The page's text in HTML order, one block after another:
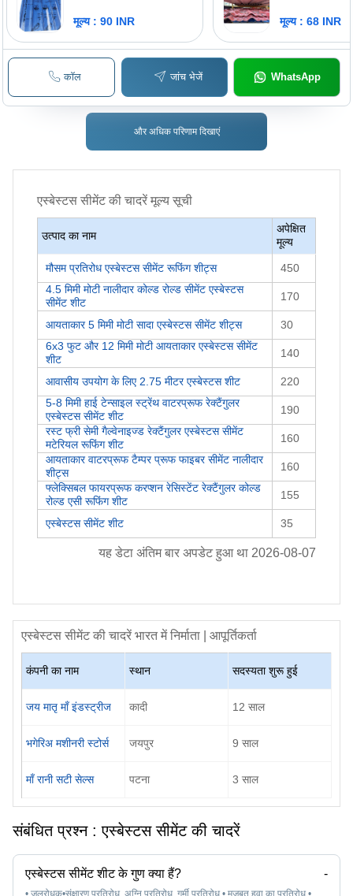
मूल्य : 90 INR मूल्य : 68 INR
कॉल जांच भेजें WhatsApp
और अधिक परिणाम दिखाएं
एस्बेस्टस सीमेंट की चादरें मूल्य सूची
उत्पाद का नाम
अपेक्षित
मूल्य
मौसम प्रतिरोध एस्बेस्टस सीमेंट रूफिंग शीट्स
450
4.5 मिमी मोटी नालीदार कोल्ड रोल्ड सीमेंट एस्बेस्टस
सीमेंट शीट
170
आयताकार 5 मिमी मोटी सादा एस्बेस्टस सीमेंट शीट्स
30
6x3 फुट और 12 मिमी मोटी आयताकार एस्बेस्टस सीमेंट
शीट
140
आवासीय उपयोग के लिए 2.75 मीटर एस्बेस्टस शीट
220
5-8 मिमी हाई टेन्साइल स्ट्रेंथ वाटरप्रूफ रेक्टैंगुलर
एस्बेस्टस सीमेंट शीट
190
रस्ट फ्री सेमी गैल्वेनाइज्ड रेक्टैंगुलर एस्बेस्टस सीमेंट
मटेरियल रूफिंग शीट
160
आयताकार वाटरप्रूफ टैम्पर प्रूफ फाइबर सीमेंट नालीदार
शीट्स
160
फ्लेक्सिबल फायरप्रूफ करप्शन रेसिस्टेंट रेक्टैंगुलर कोल्ड
रोल्ड एसी रूफिंग शीट
155
एस्बेस्टस सीमेंट शीट 35
यह डेटा अंतिम बार अपडेट हुआ था 2026-08-07
एस्बेस्टस सीमेंट की चादरें भारत में निर्माता | आपूर्तिकर्ता
कंपनी का नाम स्थान सदस्यता शुरू हुई
जय मातृ माँ इंडस्ट्रीज कादी 12 साल
भगेरिअ मशीनरी स्टोर्स जयपुर 9 साल
माँ रानी सटी सेल्स पटना 3 साल
संबंधित प्रश्न :एस्बेस्टस सीमेंट की चादरें
एस्बेस्टस सीमेंट शीट के गुण क्या हैं? -
• जलरोधक•संक्षारण प्रतिरोध, अग्नि प्रतिरोध, गर्मी प्रतिरोध • मजबूत हवा का प्रतिरोध •